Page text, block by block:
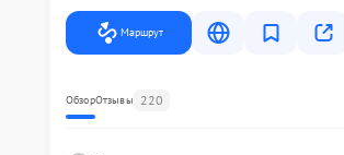
Маршрут
ОбзорОтзывы 220